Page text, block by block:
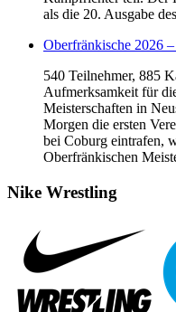
als die 20. Ausgabe
Oberfränkische 2026
540 Teilnehmer, 885
Aufmerksamkeit für
Meisterschaften in
Morgen die ersten
bei Coburg eintrafen,
Oberfränkischen
Nike Wrestling